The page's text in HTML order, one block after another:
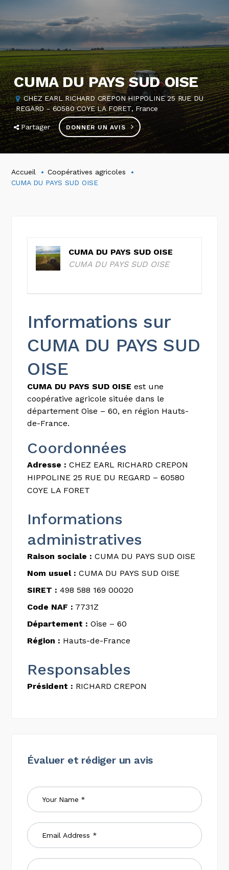
CUMA DU PAYS SUD OISE
CHEZ EARL RICHARD CREPON HIPPOLINE 25 RUE DU
REGARD - 60580 COYE LA FORET, France
Partager DONNER UN AVIS
Accueil
Coopératives agricoles
CUMA DU PAYS SUD OISE
CUMA DU PAYS SUD OISE
CUMA DU PAYS SUD OISE
Informations sur
CUMA DU PAYS SUD
OISE
CUMA DU PAYS SUD OISE est une
coopérative agricole située dans le
département Oise – 60, en région Hauts-
de-France.
Coordonnées
Adresse : CHEZ EARL RICHARD CREPON
HIPPOLINE 25 RUE DU REGARD – 60580
COYE LA FORET
Informations
administratives
Raison sociale : CUMA DU PAYS SUD OISE
Nom usuel : CUMA DU PAYS SUD OISE
SIRET : 498 588 169 00020
Code NAF : 7731Z
Département : Oise – 60
Région : Hauts-de-France
Responsables
Président : RICHARD CREPON
Évaluer et rédiger un avis